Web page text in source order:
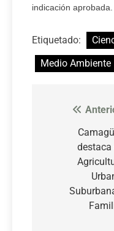
indicación aprobada.
Etiquetado:
Medio Ambiente
entradas
destaca